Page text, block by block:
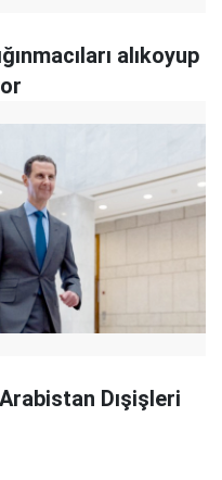
alıkoyup
Dışişleri